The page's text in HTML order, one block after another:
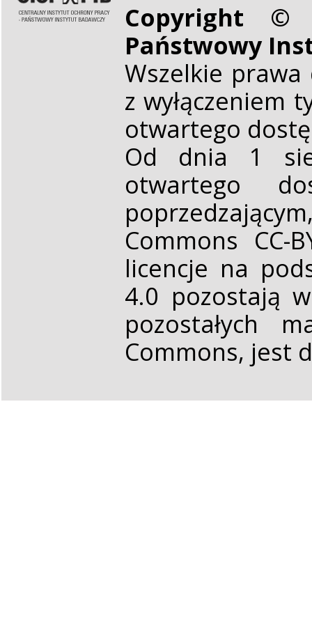
Copyright ©
Państwowy
Wszelkie
z wyłączeniem
otwartego
Od dnia 1
otwartego
Commons CC-
licencje na
4.0 pozostają
pozostałych
Commons, jest